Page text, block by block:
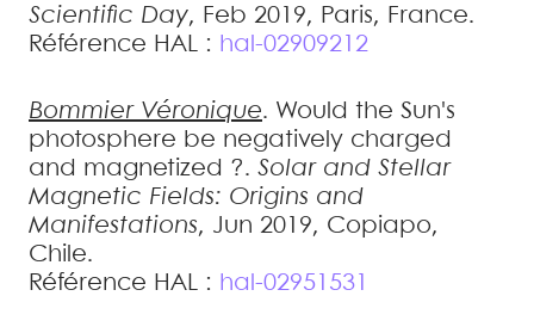
Scientific Day, Feb 2019, Paris, France.
Référence HAL : hal-02909212
Bommier Véronique. Would the Sun's
photosphere be negatively charged
and magnetized ?. Solar and Stellar
Magnetic Fields: Origins and
Manifestations, Jun 2019, Copiapo,
Chile.
Référence HAL : hal-02951531